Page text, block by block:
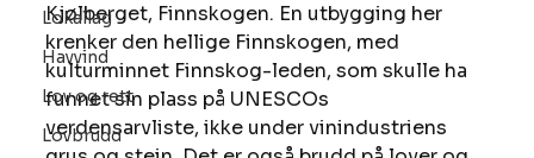
Lokallag
Havvind
Lov og rett
Lovbrudd
Kjølberget, Finnskogen. En utbygging her
krenker den hellige Finnskogen, med
kulturminnet Finnskog-leden, som skulle ha
funnet sin plass på UNESCOs
verdensarvliste, ikke under vinindustriens